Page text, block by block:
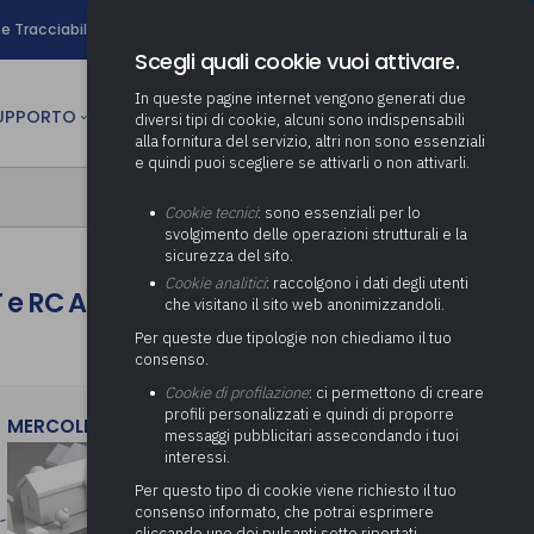
e Tracciabilità
Determinazione fondo risorse
decentrate
Pratiche previdenziali
ai comuni per l’attivazione di
(Partenariato Pubblico
Privato)
Società e organismi
adempimenti degli enti locali
Adeguamento del sistema di
gestione documentale alle
nuove linee guida sul
documento informatico
Protezione dei Dati (RPD,
altrimenti denominato Data
Protection Officer, DPO)
Supporto transizione al
digitale
Gestione IVA
Gestione IRAP
Consolidato
Relazione di fine e inizio
mandato
Supporto alla predisposizione
del Piano Economico-
Attività di supporto Gare
Energetiche (ex Legge 10/91)
Controllo Pratiche Sismiche
CULTURA person AREA RISERVATA
RC Auto
MERCOLEDì 29 LUGLIO 2026
Scegli quali cookie vuoi attivare.
In queste pagine internet vengono generati due
diversi tipi di cookie, alcuni sono indispensabili
alla fornitura del servizio, altri non sono essenziali
e quindi puoi scegliere se attivarli o non attivarli.
Cookie tecnici: sono essenziali per lo
svolgimento delle operazioni strutturali e la
sicurezza del sito.
Cookie analitici: raccolgono i dati degli utenti
che visitano il sito web anonimizzandoli.
Per queste due tipologie non chiediamo il tuo
consenso.
Cookie di profilazione: ci permettono di creare
profili personalizzati e quindi di proporre
messaggi pubblicitari assecondando i tuoi
interessi.
Per questo tipo di cookie viene richiesto il tuo
consenso informato, che potrai esprimere